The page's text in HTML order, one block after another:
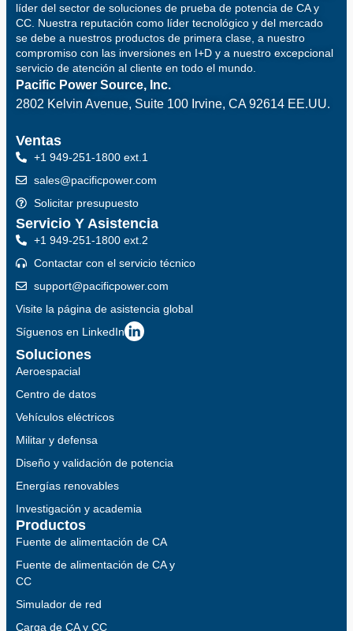
líder del sector de soluciones de prueba de potencia de CA y
CC. Nuestra reputación como líder tecnológico y del mercado
se debe a nuestros productos de primera clase, a nuestro
compromiso con las inversiones en I+D y a nuestro excepcional
servicio de atención al cliente en todo el mundo.
Pacific Power Source, Inc.
2802 Kelvin Avenue, Suite 100 Irvine, CA 92614 EE.UU.
Soluciones
Aeroespacial
Centro de datos
Vehículos eléctricos
Militar y defensa
Diseño y validación de potencia
Energías renovables
Investigación y academia
Productos
Fuente de alimentación de CA
Fuente de alimentación de CA y
CC
Simulador de red
Carga de CA y CC
Ventas
+1 949-251-1800 ext.1
sales@pacificpower.com
Solicitar presupuesto
Servicio Y Asistencia
+1 949-251-1800 ext.2
Contactar con el servicio técnico
support@pacificpower.com
Visite la página de asistencia global
Síguenos en LinkedIn